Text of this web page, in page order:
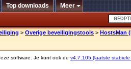
Top downloads Meer
> Overige beveiligingstools > HostsMan
software. Je kunt ook de v4.7.105 (laatste stabiele